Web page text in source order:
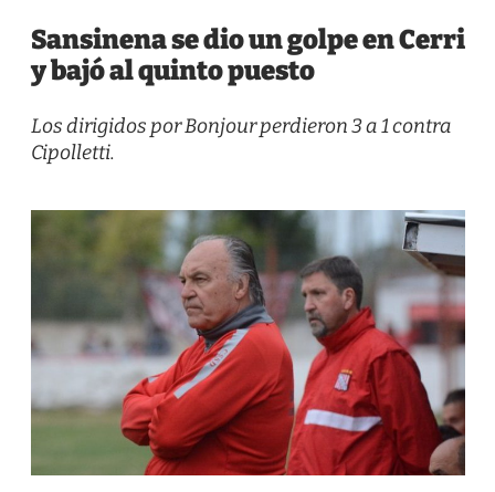
Sansinena se dio un golpe en Cerri
y bajó al quinto puesto
Los dirigidos por Bonjour perdieron 3 a 1 contra
Cipolletti.